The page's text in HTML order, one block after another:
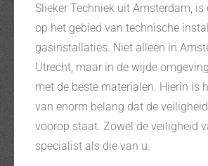
Slieker Techniek uit Amsterdam,
op het gebied van technische
gasinstallaties. Niet alleen in
Utrecht, maar in de wijde
met de beste materialen. Hierin is
van enorm belang dat de
voorop staat. Zowel de veiligheid
specialist als die van u.